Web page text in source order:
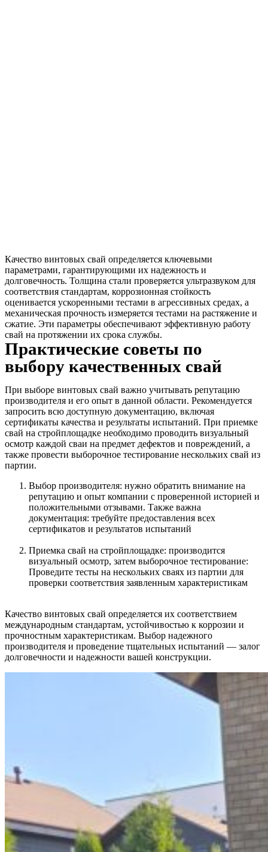
Качество винтовых свай определяется ключевыми
параметрами, гарантирующими их надежность и
долговечность. Толщина стали проверяется ультразвуком для
соответствия стандартам, коррозионная стойкость
оценивается ускоренными тестами в агрессивных средах, а
механическая прочность измеряется тестами на растяжение и
сжатие. Эти параметры обеспечивают эффективную работу
свай на протяжении их срока службы.
Практические советы по
выбору качественных свай
При выборе винтовых свай важно учитывать репутацию
производителя и его опыт в данной области. Рекомендуется
запросить всю доступную документацию, включая
сертификаты качества и результаты испытаний. При приемке
свай на стройплощадке необходимо проводить визуальный
осмотр каждой сваи на предмет дефектов и повреждений, а
также провести выборочное тестирование нескольких свай из
партии.
Выбор производителя: нужно обратить внимание на
репутацию и опыт компании с проверенной историей и
положительными отзывами. Также важна
документация: требуйте предоставления всех
сертификатов и результатов испытаний
Приемка свай на стройплощадке: производится
визуальный осмотр, затем выборочное тестирование:
Проведите тесты на нескольких сваях из партии для
проверки соответствия заявленным характеристикам
Качество винтовых свай определяется их соответствием
международным стандартам, устойчивостью к коррозии и
прочностным характеристикам. Выбор надежного
производителя и проведение тщательных испытаний — залог
долговечности и надежности вашей конструкции.